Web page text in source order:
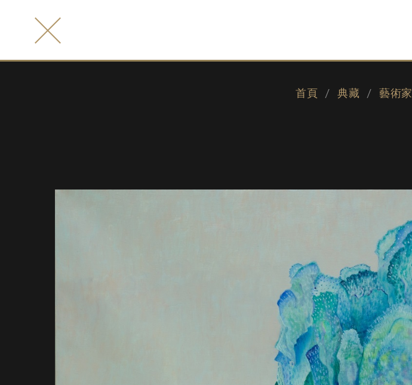
首頁 典藏 藝術家